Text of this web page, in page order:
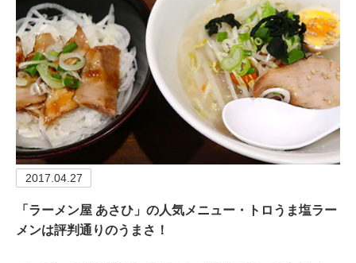
2017.04.27
「ラーメン屋 あさひ」の人気メニュー・トロうま塩ラー
メンは評判通りのうまさ！